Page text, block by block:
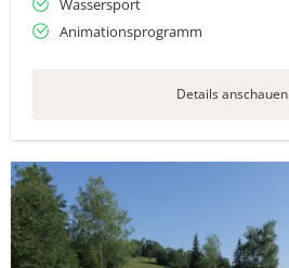
Wassersport
Animationsprogramm
Details anschauen